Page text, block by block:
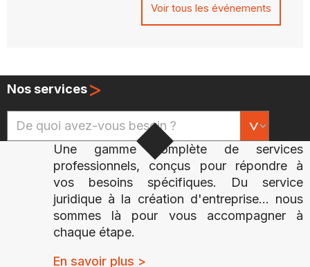
Voir tous les événements
Nos services>
Une gamme complète de services
professionnels, conçus pour répondre à
vos besoins spécifiques. Du service
juridique à la création d'entreprise... nous
sommes là pour vous accompagner à
chaque étape.
En savoir plus >